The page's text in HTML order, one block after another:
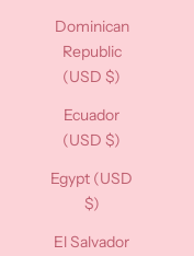
Dominican
Republic
(USD $)
Ecuador
(USD $)
Egypt (USD
$)
El Salvador